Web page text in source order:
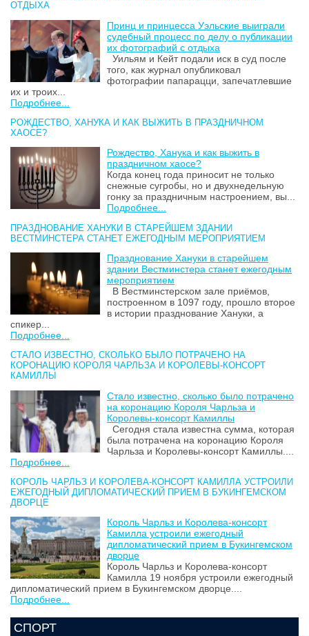
ОТДЫХА
Принц и принцесса Уэльские выиграли
судебный процесс по делу о публикации
их фотографий с отдыха
Уильям и Кейт подали иск в суд после
того, как журнал опубликовал
фотографии папарацци, запечатлевшие
их и троих...
Подробнее...
РОЖДЕСТВО, ХАНУКА И КАК ВЫЖИТЬ В ПРАЗДНИЧНОМ
ХАОСЕ?
Рождество, Ханука и как выжить в
праздничном хаосе?
Когда конец года приносит не только
снежные сугробы, но и двухнедельную
гонку за праздничным настроением, вы...
Подробнее...
ПРАЗДНОВАНИЕ ХАНУКИ В СТАРЕЙШЕМ ЗДАНИИ
ВЕСТМИНСТЕРА СТАНЕТ ЕЖЕГОДНЫМ МЕРОПРИЯТИЕМ
Празднование Хануки в старейшем
здании Вестминстера станет ежегодным
мероприятием
В Вестминстерском зале приёмов,
построенном в 1097 году, прошло второе
в истории празднование Хануки, а
спикер...
Подробнее...
СТАЛО ИЗВЕСТНО, СКОЛЬКО БЫЛО ПОТРАЧЕНО НА
КОРОНАЦИЮ КОРОЛЯ ЧАРЛЬЗА И КОРОЛЕВЫ-КОНСОРТ
КАМИЛЛЫ
Стало известно, сколько было потрачено
на коронацию Короля Чарльза и
Королевы-консорт Камиллы
Сегодня стала известна сумма, которая
была потрачена на коронацию Короля
Чарльза и Королевы-консорт Камиллы....
Подробнее...
КОРОЛЬ ЧАРЛЬЗ И КОРОЛЕВА-КОНСОРТ КАМИЛЛА УСТРОИЛИ
ЕЖЕГОДНЫЙ ДИПЛОМАТИЧЕСКИЙ ПРИЕМ В БУКИНГЕМСКОМ
ДВОРЦЕ
Король Чарльз и Королева-консорт
Камилла устроили ежегодный
дипломатический прием в Букингемском
дворце
Король Чарльз и Королева-консорт
Камилла 19 ноября устроили ежегодный
дипломатический прием в Букингемском дворце....
Подробнее...
СПОРТ